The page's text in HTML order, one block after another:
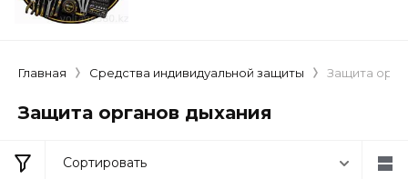
Главная Средства индивидуальной защиты Защита
Защита органов дыхания
Сортировать